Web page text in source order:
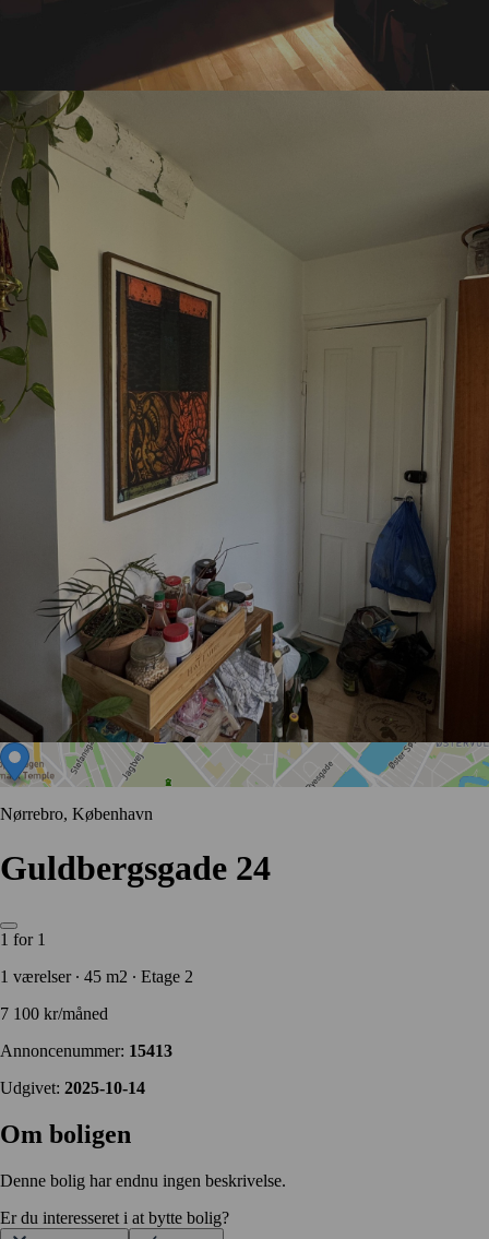
Nørrebro, København
Guldbergsgade 24
1 for 1
1 værelser ∙ 45 m2 ∙ Etage 2
7 100 kr/måned
Annoncenummer: 15413
Udgivet: 2025-10-14
Om boligen
Denne bolig har endnu ingen beskrivelse.
Er du interesseret i at bytte bolig?